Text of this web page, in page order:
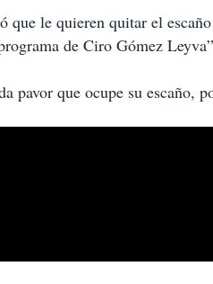
que le quieren quitar el
de Ciro Gómez
pavor que ocupe su escaño,